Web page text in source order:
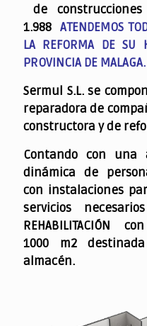
de
1.988ATENDEMOS
LA REFORMA DE SU
PROVINCIA DE MALAGA.
Sermul S.L. se
reparadora de
constructora y de
Contando con
dinámica de
con instalaciones
servicios
REHABILITACIÓN
1000 m2
almacén.